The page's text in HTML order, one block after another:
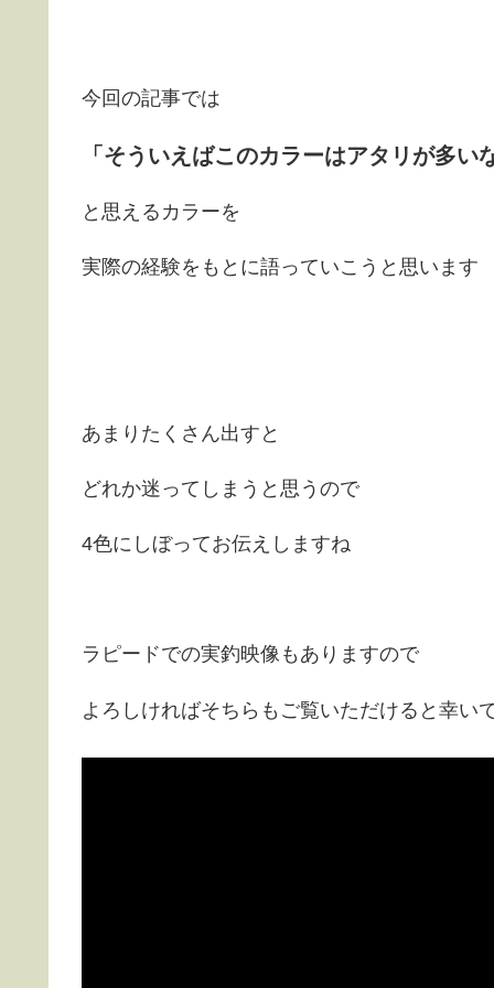
今回の記事では
「そういえばこのカラーはアタリが多い
と思えるカラーを
実際の経験をもとに語っていこうと思います
あまりたくさん出すと
どれか迷ってしまうと思うので
4色にしぼってお伝えしますね
ラピードでの実釣映像もありますので
よろしければそちらもご覧いただけると幸い